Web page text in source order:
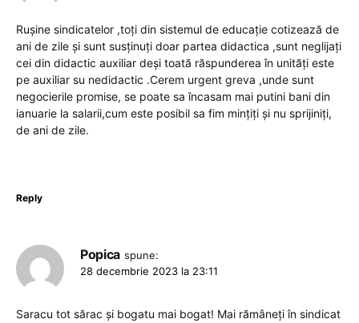
Rușine sindicatelor ,toți din sistemul de educație cotizează de
ani de zile și sunt susținuți doar partea didactica ,sunt neglijați
cei din didactic auxiliar deși toată răspunderea în unități este
pe auxiliar su nedidactic .Cerem urgent greva ,unde sunt
negocierile promise, se poate sa încasam mai putini bani din
ianuarie la salarii,cum este posibil sa fim mințiți și nu sprijiniți,
de ani de zile.
Reply
Popica spune:
28 decembrie 2023 la 23:11
Saracu tot sărac și bogatu mai bogat! Mai rămâneți în sindicat